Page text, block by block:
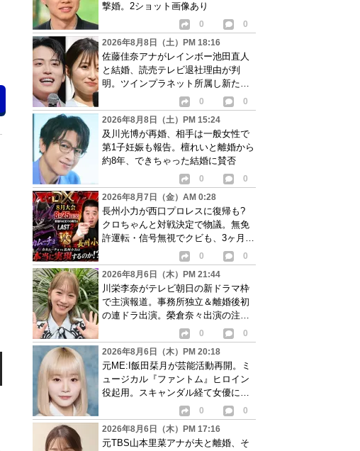
撃婚。2ショット画像あり
0
0
2026年8月8日（土）PM 18:16
佐藤佳奈アナがレインボー池田直人
と結婚、読売テレビ退社理由が判
明。ツインプラネット所属し新たな
0
0
2026年8月8日（土）PM 15:24
及川光博が再婚、相手は一般女性で
第1子妊娠も報告。檀れいと離婚から
約8年、できちゃった結婚に賛否
0
0
2026年8月7日（金）AM 0:28
長州小力が西口プロレスに復帰も?
クロちゃんと対戦決定で物議。無免
許運転・信号無視でクビも、3ヶ月で
0
0
2026年8月6日（木）PM 21:44
川栄李奈がテレビ朝日の新ドラマ枠
で主演報道。事務所独立＆離婚後初
の連ドラ出演。榮倉奈々出演の注目
0
0
2026年8月6日（木）PM 20:18
元ME:I飯田栞月が芸能活動再開。ミ
ュージカル『ファントム』ヒロイン
役起用。スキャンダル経て女優に転
0
0
2026年8月6日（木）PM 17:16
元TBS山本里菜アナが夫と離婚、そ